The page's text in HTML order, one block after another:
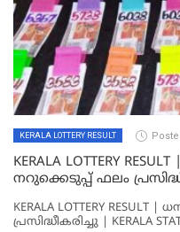
KERALA LOTTERY RESULT
KERALA LOTTERY
നറുക്കെടുപ്പ് ഫലം
KERALA LOTTERY
പ്രസിദ്ധീകരിച്ചു | KERALA